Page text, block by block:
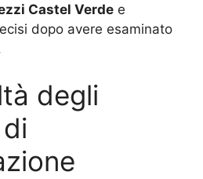
Castel Verde e
dopo avere esaminato
degli